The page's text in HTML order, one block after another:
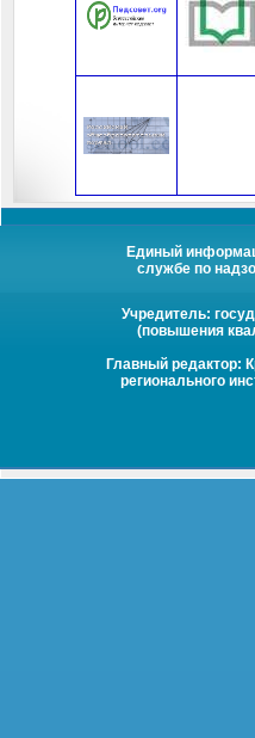
Единый
службе по
Учредитель:
(повышения
Главный редактор:
регионального